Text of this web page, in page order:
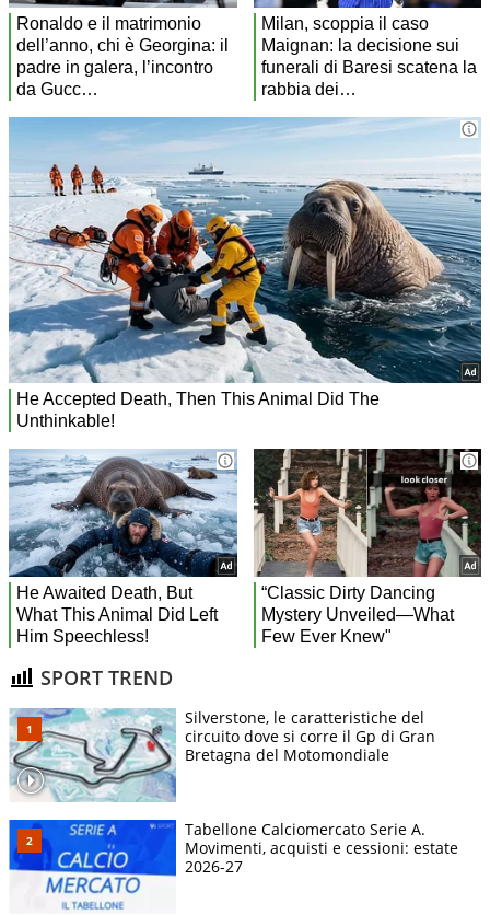
SPORT TREND
Silverstone, le caratteristiche del
circuito dove si corre il Gp di Gran
Bretagna del Motomondiale
Tabellone Calciomercato Serie A.
Movimenti, acquisti e cessioni: estate
2026-27